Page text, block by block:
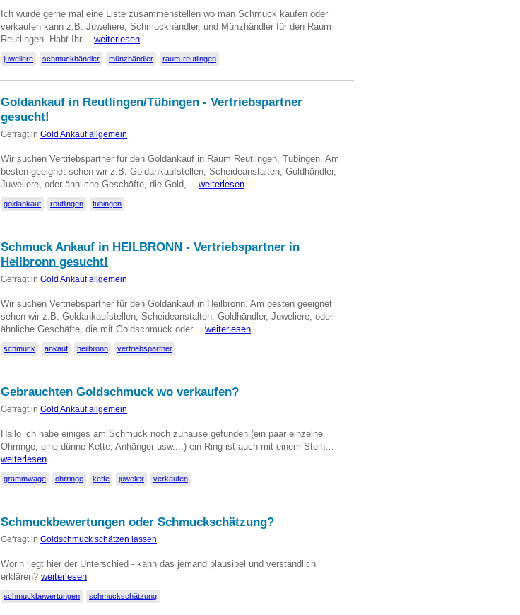
Ich würde gerne mal eine Liste zusammenstellen wo man Schmuck kaufen oder
verkaufen kann z.B. Juweliere, Schmuckhändler, und Münzhändler für den Raum
Reutlingen. Habt Ihr… weiterlesen
juweliere schmuckhändler münzhändler raum-reutlingen
Goldankauf in Reutlingen/Tübingen - Vertriebspartner
gesucht!
Gefragt in Gold Ankauf allgemein
Wir suchen Vertriebspartner für den Goldankauf in Raum Reutlingen, Tübingen. Am
besten geeignet sehen wir z.B. Goldankaufstellen, Scheideanstalten, Goldhändler,
Juweliere, oder ähnliche Geschäfte, die Gold,… weiterlesen
goldankauf reutlingen tübingen
Schmuck Ankauf in HEILBRONN - Vertriebspartner in
Heilbronn gesucht!
Gefragt in Gold Ankauf allgemein
Wir suchen Vertriebspartner für den Goldankauf in Heilbronn. Am besten geeignet
sehen wir z.B. Goldankaufstellen, Scheideanstalten, Goldhändler, Juweliere, oder
ähnliche Geschäfte, die mit Goldschmuck oder… weiterlesen
schmuck ankauf heilbronn vertriebspartner
Gebrauchten Goldschmuck wo verkaufen?
Gefragt in Gold Ankauf allgemein
Hallo ich habe einiges am Schmuck noch zuhause gefunden (ein paar einzelne
Ohrringe, eine dünne Kette, Anhänger usw....) ein Ring ist auch mit einem Stein…
weiterlesen
grammwage ohrringe kette juwelier verkaufen
Schmuckbewertungen oder Schmuckschätzung?
Gefragt in Goldschmuck schätzen lassen
Worin liegt hier der Unterschied - kann das jemand plausibel und verständlich
erklären? weiterlesen
schmuckbewertungen schmuckschätzung